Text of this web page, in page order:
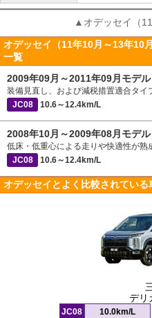
▲オデッセイ（
オデッセイ（11年10月～13年10
一覧
2009年09月～2011年09月モデル
装備見直し、および減税措置適合タイ
JC08
10.6～12.4km/L
2008年10月～2009年08月モデル
低床・低重心による走りや快適性が熟
JC08
10.6～12.4km/L
オデッセイとよく比較されている
デリ
JC08 10.0km/L